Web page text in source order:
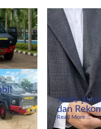
Jenis-
dan
Read More ...